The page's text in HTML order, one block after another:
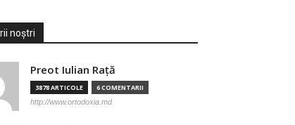
noștri
Preot Iulian Raţă
3878 ARTICOLE 6 COMENTARII
http://www.ortodoxia.md